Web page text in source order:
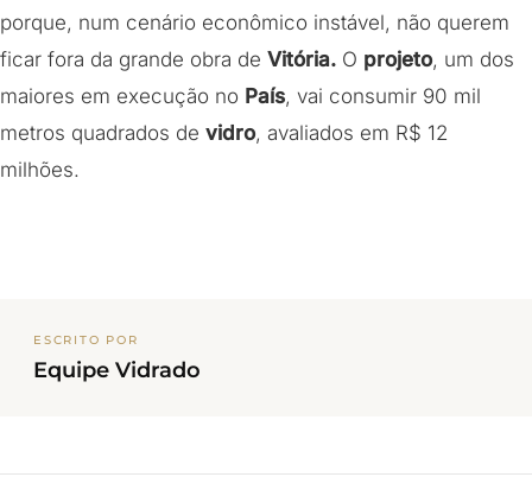
porque, num cenário econômico instável, não querem
ficar fora da grande obra de Vitória. O projeto, um dos
maiores em execução no País, vai consumir 90 mil
metros quadrados de vidro, avaliados em R$ 12
milhões.
ESCRITO POR
Equipe Vidrado